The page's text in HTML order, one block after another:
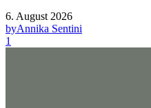
6. August 2026
byAnnika Sentini
1